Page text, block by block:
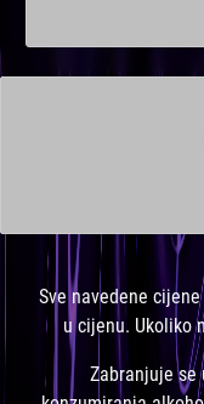
Sve navedene
u cijenu. Ukoliko
Zabranjuje se